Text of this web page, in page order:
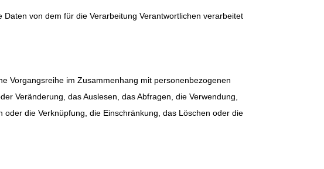
von dem für die Verarbeitung Verantwortlichen verarbeitet
Vorgangsreihe im Zusammenhang mit personenbezogenen
Veränderung, das Auslesen, das Abfragen, die Verwendung,
die Verknüpfung, die Einschränkung, das Löschen oder die